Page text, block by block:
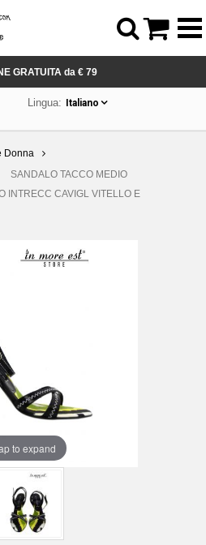
GRATUITA da € 79
Lingua: Italiano
Donna
SANDALO TACCO MEDIO
INTRECC CAVIGL VITELLO E
to expand
 